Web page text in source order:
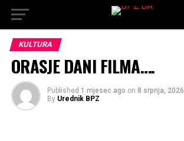
KULTURA
ORASJE DANI FILMA….
Published 1 mjesec ago on 8 srpnja, 2026
By Urednik BPZ